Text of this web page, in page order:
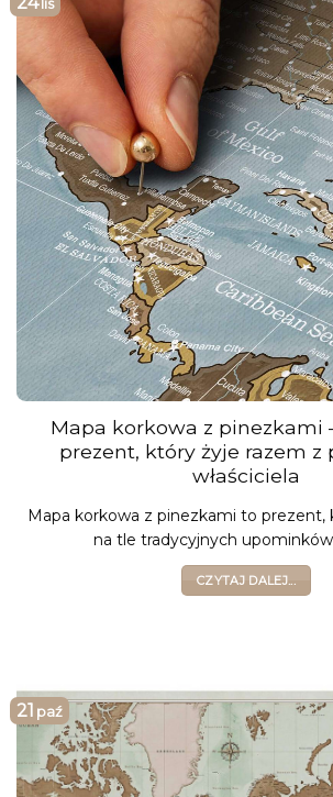
Mapa korkowa z pinezkami
prezent, który żyje razem z
właściciela
Mapa korkowa z pinezkami to prezent,
na tle tradycyjnych
CZYTAJ DALEJ...
21 paź